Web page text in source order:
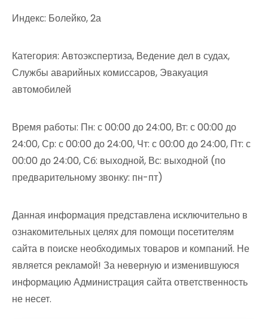
Индекс: Болейко, 2а
Категория: Автоэкспертиза, Ведение дел в судах,
Службы аварийных комиссаров, Эвакуация
автомобилей
Время работы: Пн: с 00:00 до 24:00, Вт: с 00:00 до
24:00, Ср: с 00:00 до 24:00, Чт: с 00:00 до 24:00, Пт: с
00:00 до 24:00, Сб: выходной, Вс: выходной (по
предварительному звонку: пн-пт)
Данная информация представлена исключительно в
ознакомительных целях для помощи посетителям
сайта в поиске необходимых товаров и компаний. Не
является рекламой! За неверную и изменившуюся
информацию Администрация сайта ответственность
не несет.